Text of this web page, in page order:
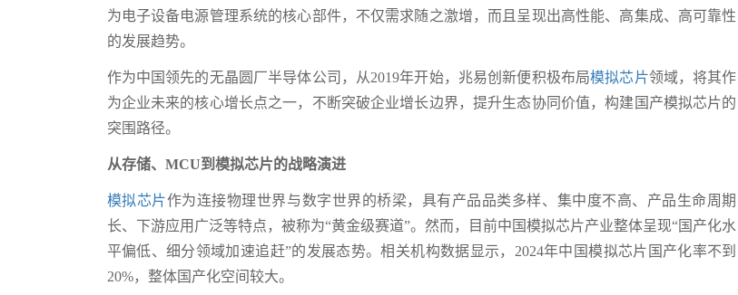
为电子设备电源管理系统的核心部件，不仅需求随之激增，而且呈现出高性能、高集成、高可靠性
的发展趋势。
作为中国领先的无晶圆厂半导体公司，从2019年开始，兆易创新便积极布局模拟芯片领域，将其作
为企业未来的核心增长点之一，不断突破企业增长边界，提升生态协同价值，构建国产模拟芯片的
突围路径。
从存储、MCU到模拟芯片的战略演进
模拟芯片作为连接物理世界与数字世界的桥梁，具有产品品类多样、集中度不高、产品生命周期
长、下游应用广泛等特点，被称为“黄金级赛道”。然而，目前中国模拟芯片产业整体呈现“国产化水
平偏低、细分领域加速追赶”的发展态势。相关机构数据显示，2024年中国模拟芯片国产化率不到
20%，整体国产化空间较大。